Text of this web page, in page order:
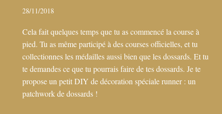
28/11/2018
Cela fait quelques temps que tu as commencé la course à
pied. Tu as même participé à des courses officielles, et tu
collectionnes les médailles aussi bien que les dossards. Et tu
te demandes ce que tu pourrais faire de tes dossards. Je te
propose un petit DIY de décoration spéciale runner : un
patchwork de dossards !